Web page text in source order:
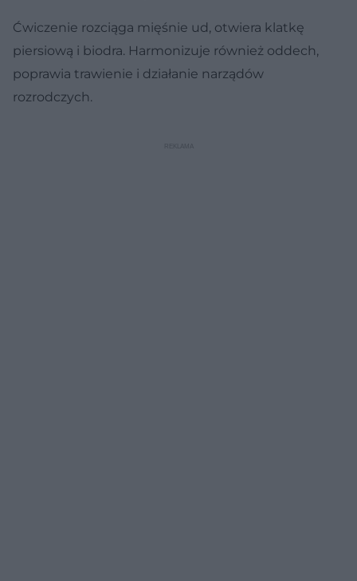
Ćwiczenie rozciąga mięśnie ud, otwiera klatkę
piersiową i biodra. Harmonizuje również oddech,
poprawia trawienie i działanie narządów
rozrodczych.